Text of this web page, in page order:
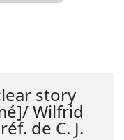
story
Wilfrid
de C. J.